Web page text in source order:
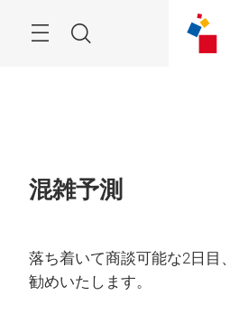
混雑予測
落ち着いて商談可能な2日目
勧めいたします。